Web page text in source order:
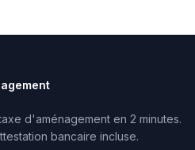
d'aménagement en 2 minutes.
bancaire incluse.